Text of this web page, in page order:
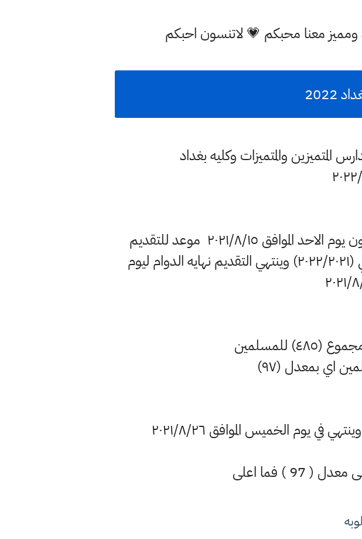
ومميز معنا محبكم 💗 لاتنسون احبكم
والمتميزات وكليه بغداد
السلام عليكم جميعا بناءا على توجيه معالي الوزير تقرر ان يكون يوم الاحد الموافق ٢٠٢١/٨/١٥ موعد للتقديم
لاختبارات مدارس المتميزين وثانويات كليه بغداد للعام الدراسي (٢٠٢٢/٢٠٢١) وينتهي التقديم نهايه الدوام ليوم
للمسلمين
) فما اعلى